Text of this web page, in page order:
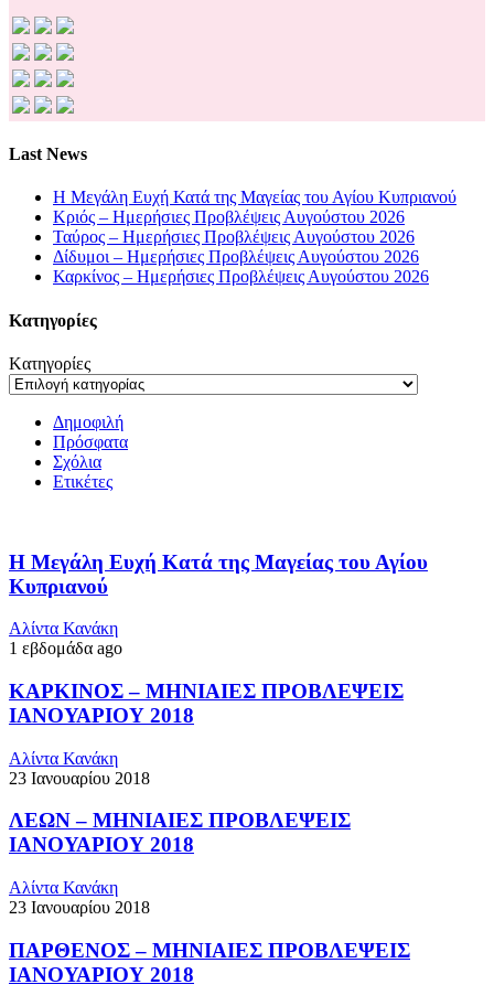
Last News
Η Μεγάλη Ευχή Κατά της Μαγείας του Αγίου Κυπριανού
Κριός – Ημερήσιες Προβλέψεις Αυγούστου 2026
Ταύρος – Ημερήσιες Προβλέψεις Αυγούστου 2026
Δίδυμοι – Ημερήσιες Προβλέψεις Αυγούστου 2026
Καρκίνος – Ημερήσιες Προβλέψεις Αυγούστου 2026
Kατηγορίες
Kατηγορίες
Δημοφιλή
Πρόσφατα
Σχόλια
Ετικέτες
Η Μεγάλη Ευχή Κατά της Μαγείας του Αγίου
Κυπριανού
Αλίντα Κανάκη
1 εβδομάδα ago
ΚΑΡΚΙΝΟΣ – ΜΗΝΙΑΙΕΣ ΠΡΟΒΛΕΨΕΙΣ
ΙΑΝΟΥΑΡΙΟΥ 2018
Αλίντα Κανάκη
23 Ιανουαρίου 2018
ΛΕΩΝ – ΜΗΝΙΑΙΕΣ ΠΡΟΒΛΕΨΕΙΣ
ΙΑΝΟΥΑΡΙΟΥ 2018
Αλίντα Κανάκη
23 Ιανουαρίου 2018
ΠΑΡΘΕΝΟΣ – ΜΗΝΙΑΙΕΣ ΠΡΟΒΛΕΨΕΙΣ
ΙΑΝΟΥΑΡΙΟΥ 2018